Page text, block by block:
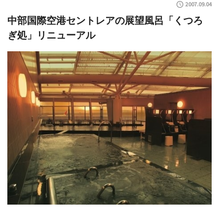
2007.09.04
中部国際空港セントレアの展望風呂「くつろ
ぎ処」リニューアル